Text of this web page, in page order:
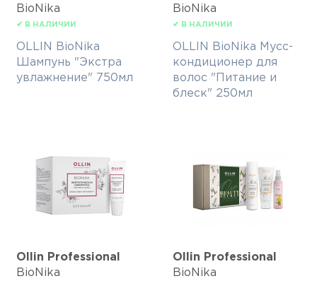
BioNika
✔ В НАЛИЧИИ
OLLIN BioNika
Шампунь "Экстра
увлажнение" 750мл
BioNika
✔ В НАЛИЧИИ
OLLIN BioNika Мусс-
кондиционер для
волос "Питание и
блеск" 250мл
Ollin Professional
BioNika
Ollin Professional
BioNika